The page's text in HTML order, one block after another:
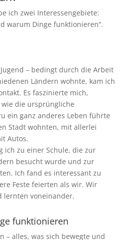
ich zwei Interessengebiete:
warum Dinge funktionieren“.
– bedingt durch die Arbeit
Ländern wohnte, kam ich
Es faszinierte mich,
die ursprüngliche
ein ganz anderes Leben führte
Stadt wohnten, mit allerlei
Autos.
ich zu einer Schule, die zur
besucht wurde und zur
Ich fand es interessant zu
Feste feierten als wir. Wir
lernten voneinander.
funktionieren
– alles, was sich bewegte und